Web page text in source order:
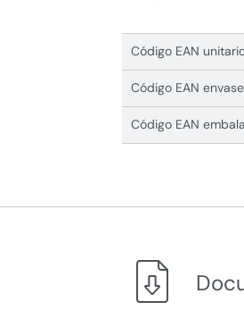
Código EAN
Código EAN envase
Código EAN